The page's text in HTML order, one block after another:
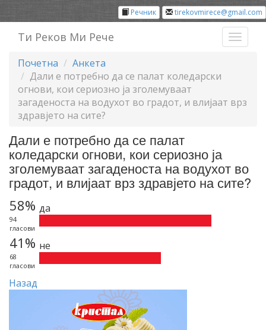
tirekovmirece@gmail.com
Речник
Toggle
Ти Реков Ми Рече
Почетна
Анкета
Дали е потребно да се палат коледарски
огнови, кои сериозно ја зголемуваат
загаденоста на водухот во градот, и влијаат врз
здравјето на сите?
Дали е потребно да се палат
коледарски огнови, кои сериозно ја
зголемуваат загаденоста на водухот во
градот, и влијаат врз здравјето на сите?
58%
94
гласови
да
41%
68
гласови
не
Назад